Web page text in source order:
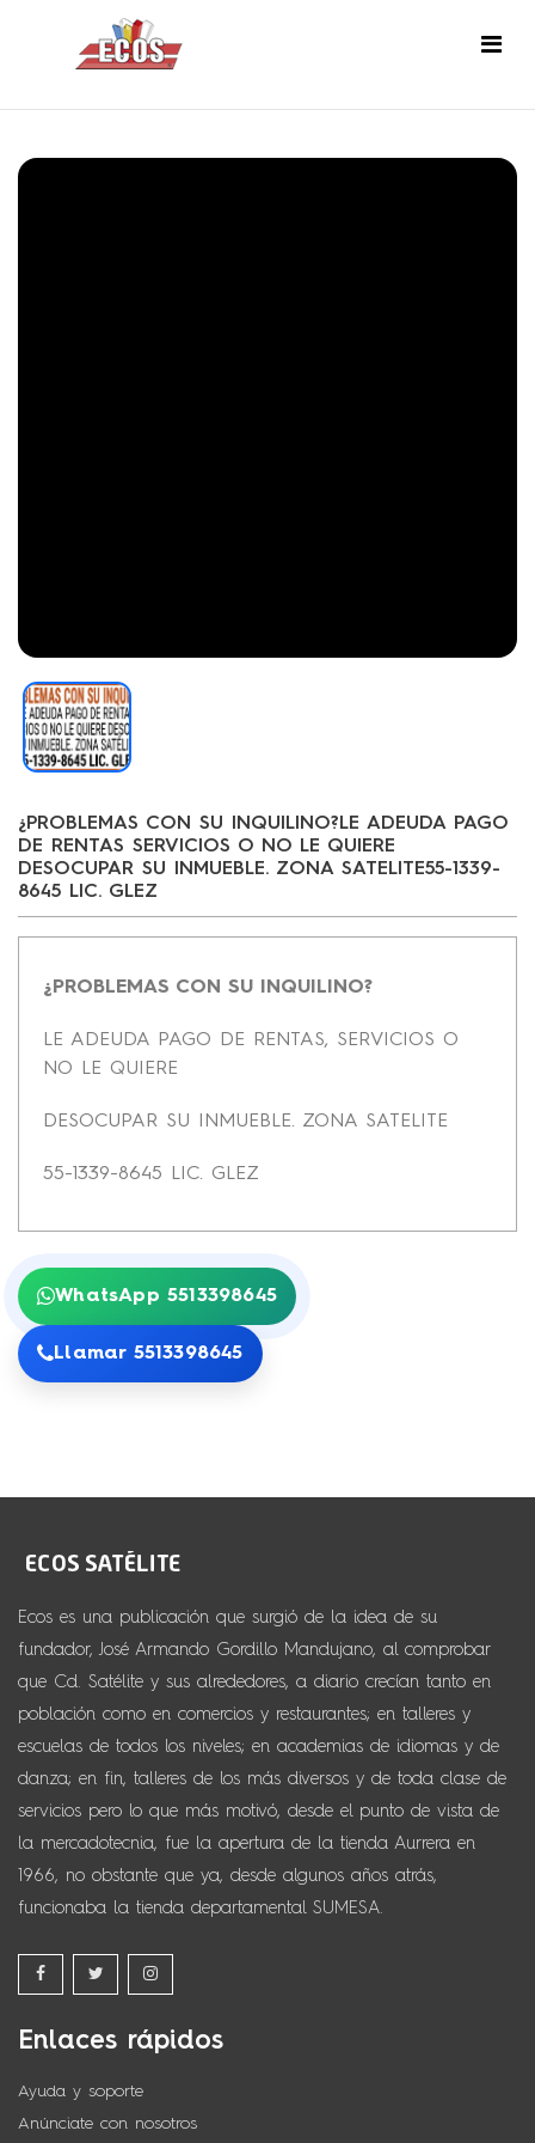
¿PROBLEMAS CON SU INQUILINO?LE ADEUDA PAGO
DE RENTAS SERVICIOS O NO LE QUIERE
DESOCUPAR SU INMUEBLE. ZONA SATELITE55-1339-
8645 LIC. GLEZ
¿PROBLEMAS CON SU INQUILINO?
LE ADEUDA PAGO DE RENTAS, SERVICIOS O
NO LE QUIERE
DESOCUPAR SU INMUEBLE. ZONA SATELITE
55-1339-8645 LIC. GLEZ
WhatsApp 5513398645
Llamar 5513398645
Ecos es una publicación que surgió de la idea de su
fundador, José Armando Gordillo Mandujano, al comprobar
que Cd. Satélite y sus alrededores, a diario crecían tanto en
población como en comercios y restaurantes; en talleres y
escuelas de todos los niveles; en academias de idiomas y de
danza; en fin, talleres de los más diversos y de toda clase de
servicios pero lo que más motivó, desde el punto de vista de
la mercadotecnia, fue la apertura de la tienda Aurrera en
1966, no obstante que ya, desde algunos años atrás,
funcionaba la tienda departamental SUMESA.
Enlaces rápidos
Ayuda y soporte
Anúnciate con nosotros